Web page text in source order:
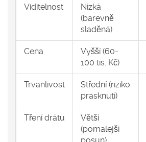
Viditelnost
Nízká
(barevně
sladěná)
Cena
Vyšší (60-
100 tis. Kč)
Trvanlivost
Střední (riziko
prasknutí)
Tření drátu
Větší
(pomalejší